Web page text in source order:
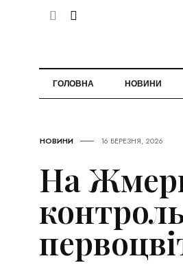
ГОЛОВНА НОВИНИ
НОВИНИ 16 БЕРЕЗНЯ, 2026
На